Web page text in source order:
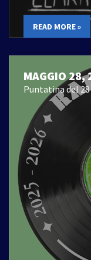
READ MORE »
MAGGIO 28,
Puntatina del